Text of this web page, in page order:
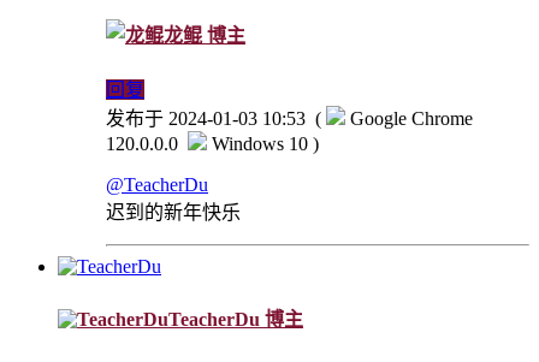
龙鲲 博主
回复
发布于 2024-01-03 10:53 (
Google Chrome
120.0.0.0
Windows 10 )
@TeacherDu
迟到的新年快乐
TeacherDu 博主